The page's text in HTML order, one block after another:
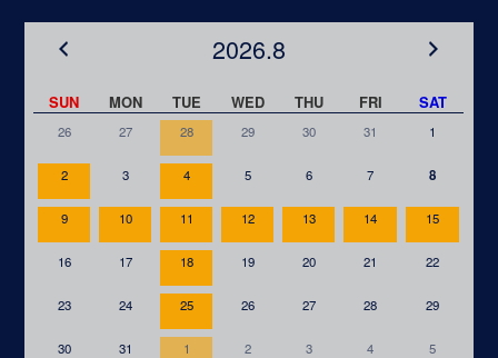
2026.8
SUN MON TUE WED THU FRI SAT
26 27 28 29 30 31 1
2 3 4 5 6 7 8
9 10 11 12 13 14 15
16 17 18 19 20 21 22
23 24 25 26 27 28 29
30 31 1 2 3 4 5